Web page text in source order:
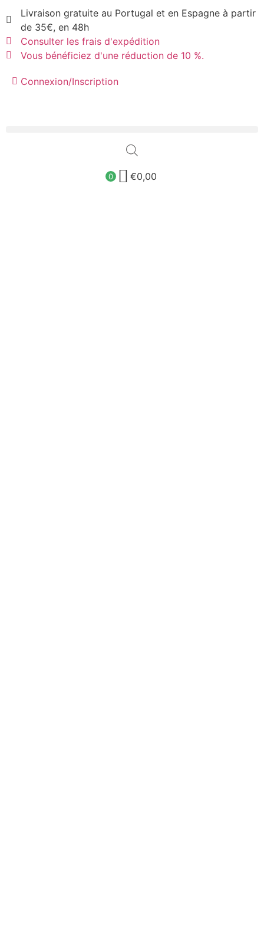
Livraison gratuite au Portugal et en Espagne à partir
de 35€, en 48h
Consulter les frais d'expédition
Vous bénéficiez d'une réduction de 10 %.
Connexion/Inscription
0 €0,00